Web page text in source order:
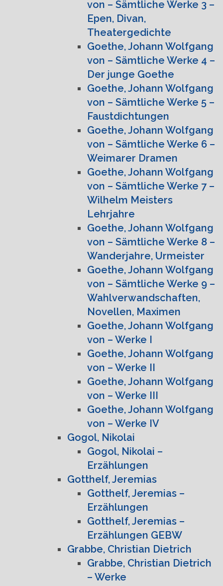
von – Sämtliche Werke 3 –
Epen, Divan,
Theatergedichte
Goethe, Johann Wolfgang
von – Sämtliche Werke 4 –
Der junge Goethe
Goethe, Johann Wolfgang
von – Sämtliche Werke 5 –
Faustdichtungen
Goethe, Johann Wolfgang
von – Sämtliche Werke 6 –
Weimarer Dramen
Goethe, Johann Wolfgang
von – Sämtliche Werke 7 –
Wilhelm Meisters
Lehrjahre
Goethe, Johann Wolfgang
von – Sämtliche Werke 8 –
Wanderjahre, Urmeister
Goethe, Johann Wolfgang
von – Sämtliche Werke 9 –
Wahlverwandschaften,
Novellen, Maximen
Goethe, Johann Wolfgang
von – Werke I
Goethe, Johann Wolfgang
von – Werke II
Goethe, Johann Wolfgang
von – Werke III
Goethe, Johann Wolfgang
von – Werke IV
Gogol, Nikolai
Gogol, Nikolai –
Erzählungen
Gotthelf, Jeremias
Gotthelf, Jeremias –
Erzählungen
Gotthelf, Jeremias –
Erzählungen GEBW
Grabbe, Christian Dietrich
Grabbe, Christian Dietrich
– Werke